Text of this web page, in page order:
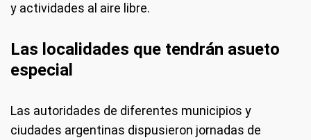
y actividades al aire libre.
Las localidades que tendrán asueto
especial
Las autoridades de diferentes municipios y
ciudades argentinas dispusieron jornadas de